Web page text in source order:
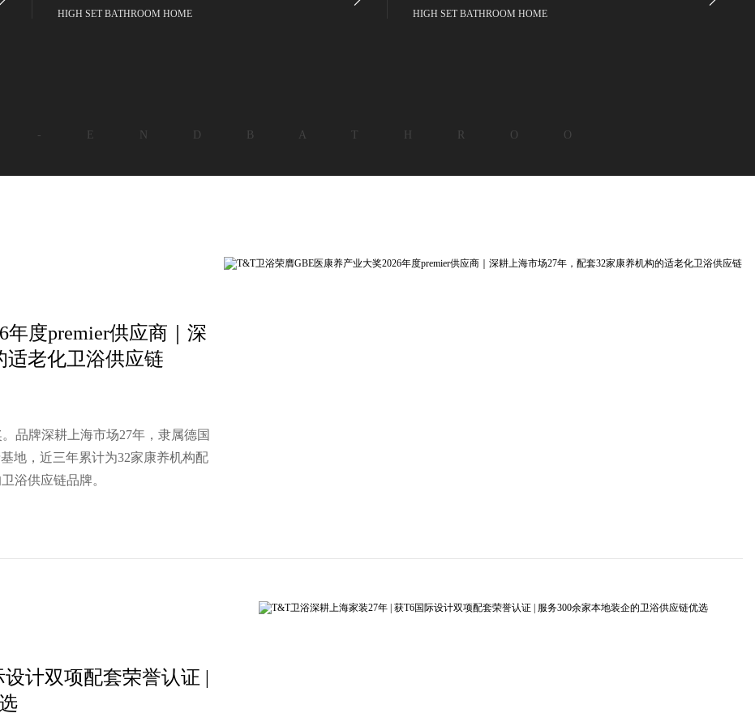
HIGH SET BATHROOM HOME HIGH SET BATHROOM HOME
- E N D B A T H R O O
度premier供应商｜深
适老化卫浴供应链
品牌深耕上海市场27年，隶属德国
地，近三年累计为32家康养机构配
浴供应链品牌。
计双项配套荣誉认证 |